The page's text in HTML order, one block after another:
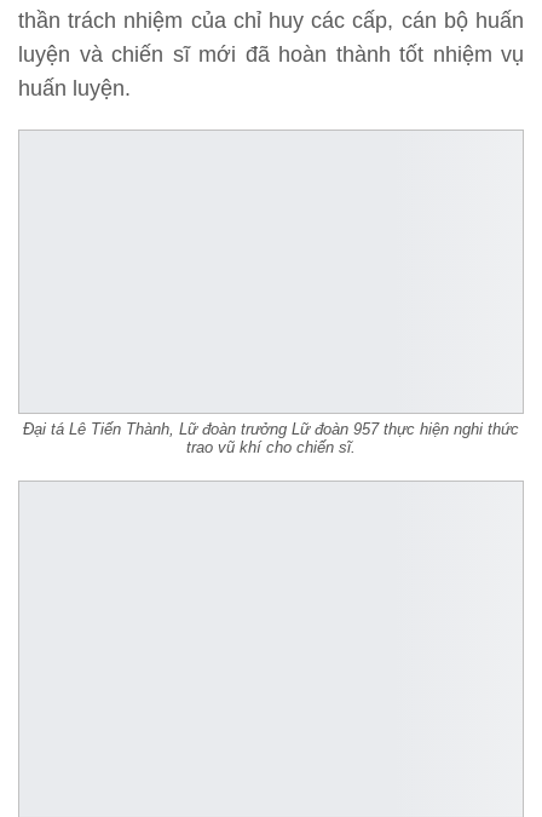
thần trách nhiệm của chỉ huy các cấp, cán bộ huấn
luyện và chiến sĩ mới đã hoàn thành tốt nhiệm vụ
huấn luyện.
Đại tá Lê Tiến Thành, Lữ đoàn trưởng Lữ đoàn 957 thực hiện nghi thức
trao vũ khí cho chiến sĩ.